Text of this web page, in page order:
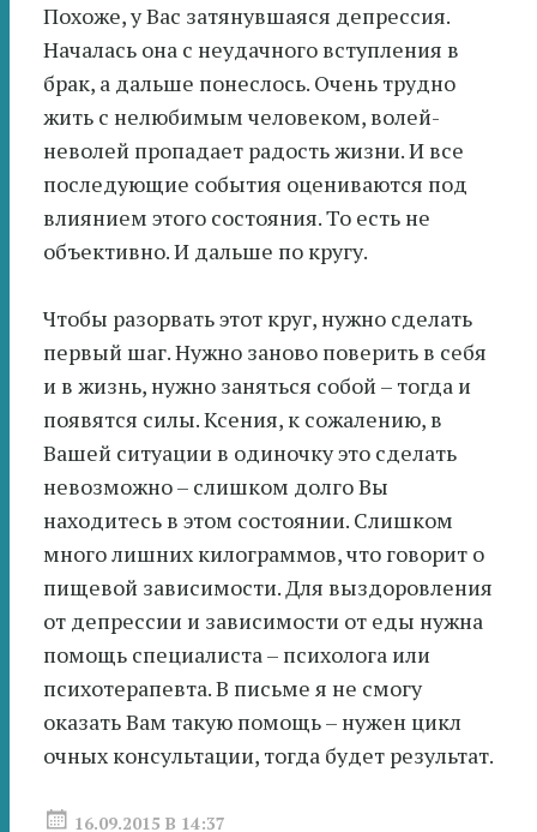
Похоже, у Вас затянувшаяся депрессия.
Началась она с неудачного вступления в
брак, а дальше понеслось. Очень трудно
жить с нелюбимым человеком, волей-
неволей пропадает радость жизни. И все
последующие события оцениваются под
влиянием этого состояния. То есть не
объективно. И дальше по кругу.
Чтобы разорвать этот круг, нужно сделать
первый шаг. Нужно заново поверить в себя
и в жизнь, нужно заняться собой – тогда и
появятся силы. Ксения, к сожалению, в
Вашей ситуации в одиночку это сделать
невозможно – слишком долго Вы
находитесь в этом состоянии. Слишком
много лишних килограммов, что говорит о
пищевой зависимости. Для выздоровления
от депрессии и зависимости от еды нужна
помощь специалиста – психолога или
психотерапевта. В письме я не смогу
оказать Вам такую помощь – нужен цикл
очных консультации, тогда будет результат.
16.09.2015 В 14:37